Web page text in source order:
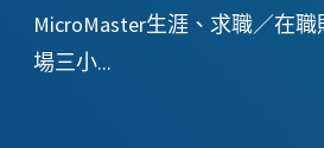
MicroMaster生涯、求職／在
場三小...